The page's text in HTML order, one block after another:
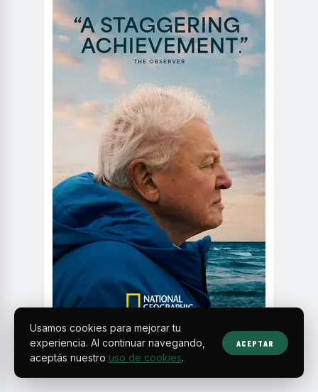
Usamos cookies para mejorar tu
experiencia. Al continuar navegando,
aceptás nuestro uso de cookies.
ACEPTAR